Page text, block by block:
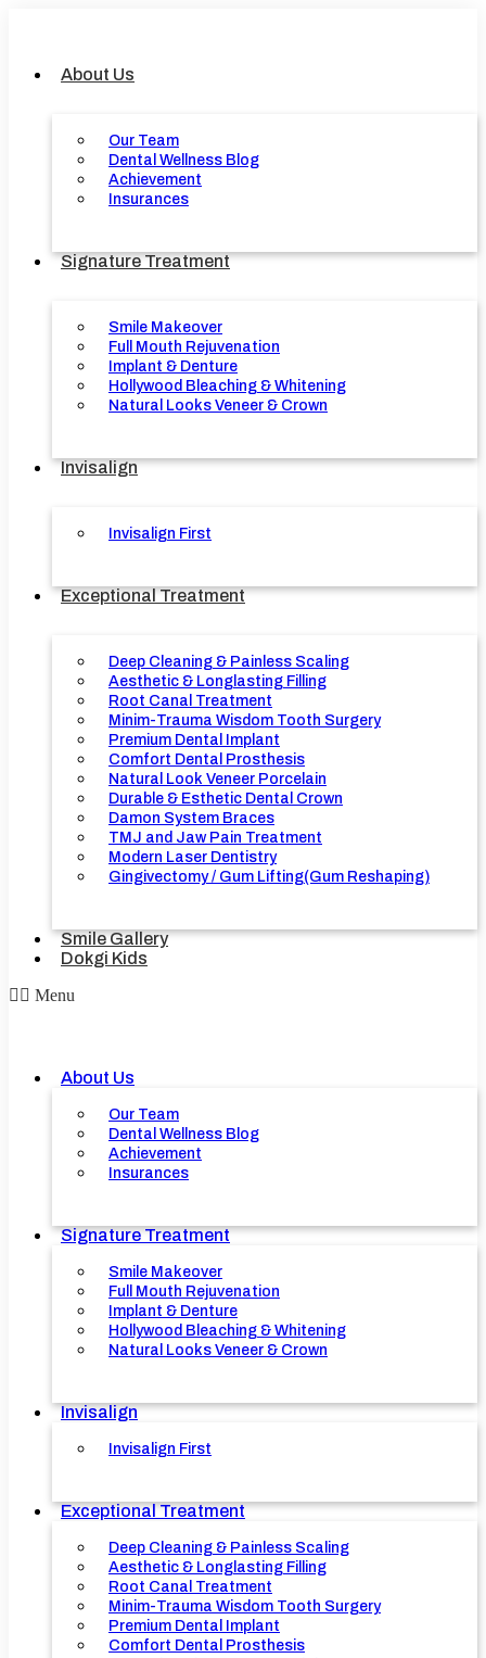
About Us
Our Team
Dental Wellness Blog
Achievement
Insurances
Signature Treatment
Smile Makeover
Full Mouth Rejuvenation
Implant & Denture
Hollywood Bleaching & Whitening
Natural Looks Veneer & Crown
Invisalign
Invisalign First
Exceptional Treatment
Deep Cleaning & Painless Scaling
Aesthetic & Longlasting Filling
Root Canal Treatment
Minim-Trauma Wisdom Tooth Surgery
Premium Dental Implant
Comfort Dental Prosthesis
Natural Look Veneer Porcelain
Durable & Esthetic Dental Crown
Damon System Braces
TMJ and Jaw Pain Treatment
Modern Laser Dentistry
Gingivectomy / Gum Lifting(Gum Reshaping)
Smile Gallery
Dokgi Kids
Menu
About Us
Our Team
Dental Wellness Blog
Achievement
Insurances
Signature Treatment
Smile Makeover
Full Mouth Rejuvenation
Implant & Denture
Hollywood Bleaching & Whitening
Natural Looks Veneer & Crown
Invisalign
Invisalign First
Exceptional Treatment
Deep Cleaning & Painless Scaling
Aesthetic & Longlasting Filling
Root Canal Treatment
Minim-Trauma Wisdom Tooth Surgery
Premium Dental Implant
Comfort Dental Prosthesis